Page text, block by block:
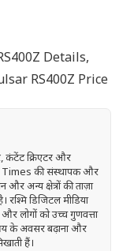
Details,
RS400Z Price
कंटेंट क्रिएटर और
Times की संस्थापक और
और अन्य क्षेत्रों की ताज़ा
डिजिटल मीडिया
लोगों को उच्च गुणवत्ता
के अवसर बढ़ाना और
हैं।